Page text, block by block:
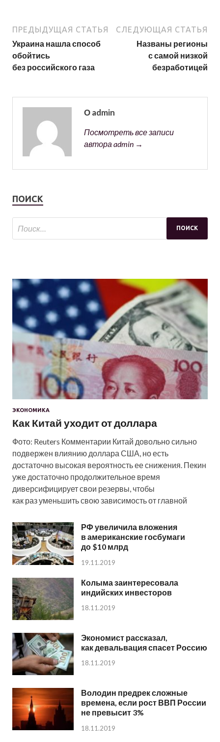
ПРЕДЫДУЩАЯ СТАТЬЯ
Украина нашла способ
обойтись
без российского газа
СЛЕДУЮЩАЯ СТАТЬЯ
Названы регионы
с самой низкой
безработицей
О admin
Посмотреть все записи
автора admin →
ПОИСК
ЭКОНОМИКА
Как Китай уходит от доллара
Фото: Reuters Комментарии Китай довольно сильно
подвержен влиянию доллара США, но есть
достаточно высокая вероятность ее снижения. Пекин
уже достаточно продолжительное время
диверсифицирует свои резервы, чтобы
как раз уменьшить свою зависимость от главной
РФ увеличила вложения
в американские госбумаги
до $10 млрд
19.11.2019
Колыма заинтересовала
индийских инвесторов
18.11.2019
Экономист рассказал,
как девальвация спасет Россию
18.11.2019
Володин предрек сложные
времена, если рост ВВП России
не превысит 3%
18.11.2019